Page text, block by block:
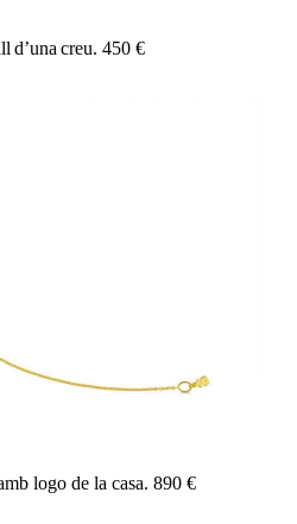
d’una creu. 450 €
logo de la casa. 890 €